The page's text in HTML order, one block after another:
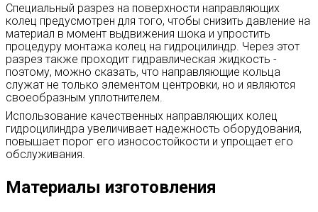
Специальный разрез на поверхности направляющих
колец предусмотрен для того, чтобы снизить давление на
материал в момент выдвижения шока и упростить
процедуру монтажа колец на гидроцилиндр. Через этот
разрез также проходит гидравлическая жидкость -
поэтому, можно сказать, что направляющие кольца
служат не только элементом центровки, но и являются
своеобразным уплотнителем.
Использование качественных направляющих колец
гидроцилиндра увеличивает надежность оборудования,
повышает порог его износостойкости и упрощает его
обслуживания.
Материалы изготовления